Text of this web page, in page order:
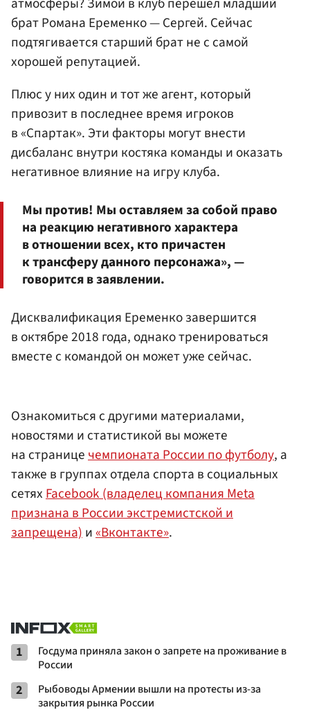
брат Романа Еременко — Сергей. Сейчас
подтягивается старший брат не с самой
хорошей репутацией.
Плюс у них один и тот же агент, который
привозит в последнее время игроков
в «Спартак». Эти факторы могут внести
дисбаланс внутри костяка команды и оказать
негативное влияние на игру клуба.
Мы против! Мы оставляем за собой право
на реакцию негативного характера
в отношении всех, кто причастен
к трансферу данного персонажа», —
говорится в заявлении.
Дисквалификация Еременко завершится
в октябре 2018 года, однако тренироваться
вместе с командой он может уже сейчас.
Ознакомиться с другими материалами,
новостями и статистикой вы можете
на страницечемпионата России по футболу, а
также в группах отдела спорта в социальных
сетяхFacebook (владелец компания Meta
признана в России экстремистской и
запрещена)и«Вконтакте».
1
Госдума приняла закон о запрете на проживание в
России
2
Рыбоводы Армении вышли на протесты из-за
закрытия рынка России